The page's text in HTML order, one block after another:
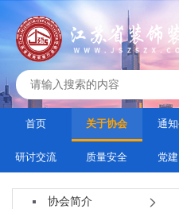
首页 关于协会 通
研讨交流 质量安全 党
协会简介